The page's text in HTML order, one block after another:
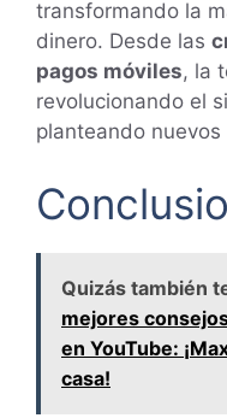
transformando la
dinero. Desde las
pagos móviles, la
revolucionando el
planteando
Quizás también
mejores
en YouTube:
casa!